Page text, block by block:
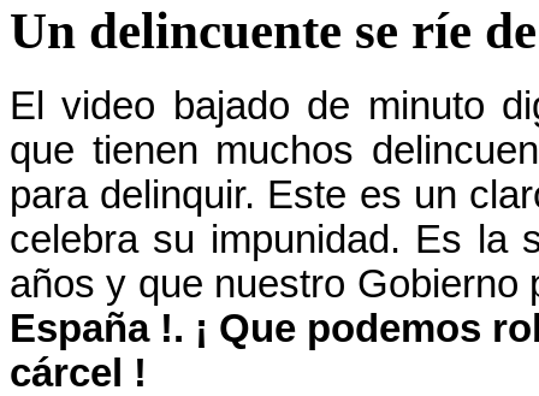
Un delincuente se ríe
El video bajado de minuto
que tienen muchos
para delinquir. Este es un
celebra su impunidad. Es la
años y que nuestro Gobierno
España !. ¡ Que podemos
cárcel !